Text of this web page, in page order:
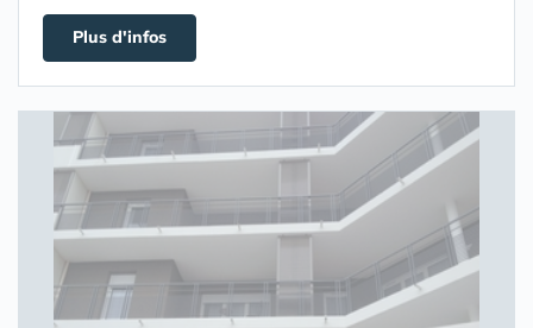
Plus d'infos